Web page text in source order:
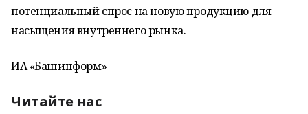
потенциальный спрос на новую продукцию для
насыщения внутреннего рынка.
ИА «Башинформ»
Читайте нас